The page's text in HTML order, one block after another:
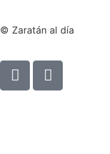
© Zaratán al día